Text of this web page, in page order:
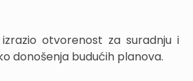
otvorenost za suradnju i
donošenja budućih planova.